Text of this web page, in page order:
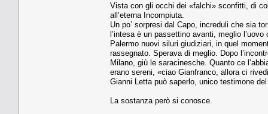
Vista con gli occhi dei «falchi» sconfitti, di
all’eterna Incompiuta.
Un po’ sorpresi dal Capo, increduli che sia
l’intesa è un passettino avanti, meglio
Palermo nuovi siluri giudiziari, in quel
rassegnato. Sperava di meglio. Dopo
Milano, giù le saracinesche. Quanto ce
erano sereni, «ciao Gianfranco, allora ci
Gianni Letta può saperlo, unico testimone
La sostanza però si conosce.